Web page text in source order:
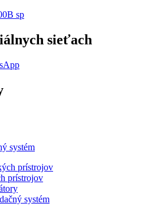
sp
sieťach
systém
prístrojov
prístrojov
systém